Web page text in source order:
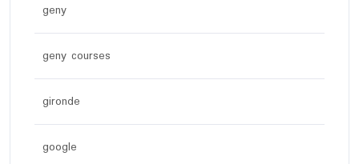
geny
geny courses
gironde
google